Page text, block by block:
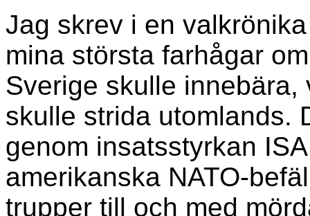
Jag skrev i en
mina största farhågar
Sverige skulle
skulle strida utomlands.
genom insatsstyrkan
amerikanska NATO-
trupper till och med